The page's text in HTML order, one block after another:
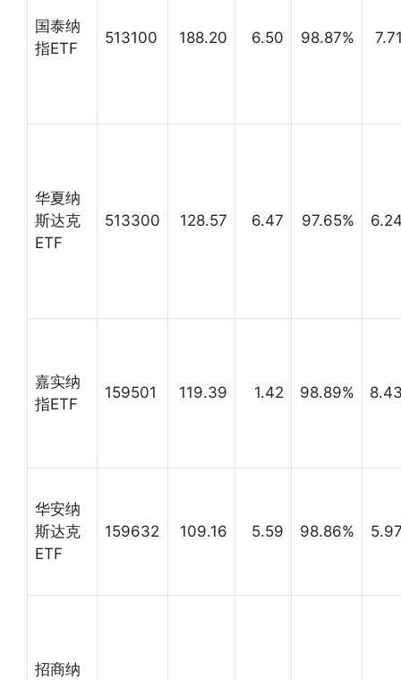
国泰纳
指ETF
513100 188.20 6.50 98.87%
华夏纳
斯达克
ETF
513300 128.57 6.47 97.65%
嘉实纳
指ETF
159501 119.39 1.42 98.89%
华安纳
斯达克
ETF
159632 109.16 5.59 98.86%
招商纳